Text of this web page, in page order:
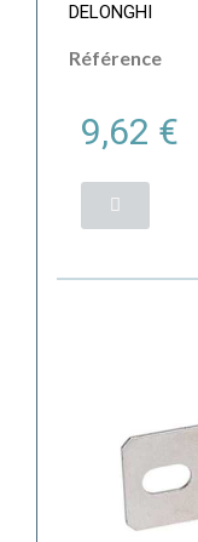
DELONGHI
Référence
9,62 €